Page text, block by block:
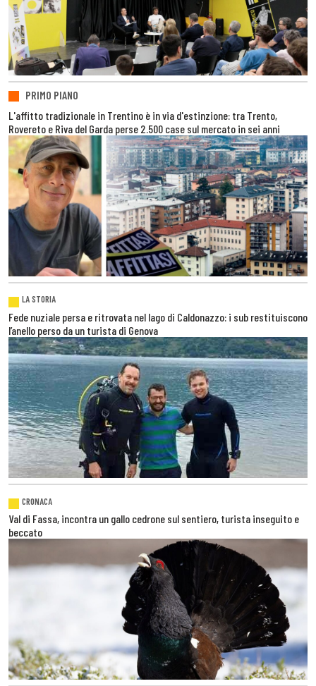
PRIMO PIANO
L'affitto tradizionale in Trentino è in via d'estinzione: tra Trento,
Rovereto e Riva del Garda perse 2.500 case sul mercato in sei anni
LA STORIA
Fede nuziale persa e ritrovata nel lago di Caldonazzo: i sub restituiscono
l’anello perso da un turista di Genova
CRONACA
Val di Fassa, incontra un gallo cedrone sul sentiero, turista inseguito e
beccato